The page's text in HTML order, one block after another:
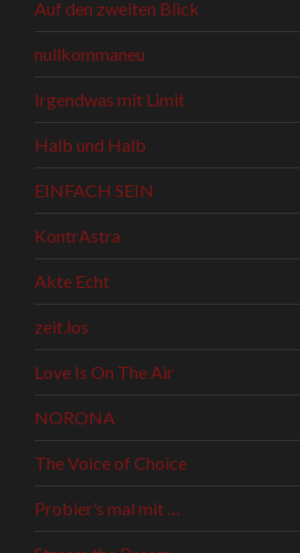
Auf den zweiten Blick
nullkommaneu
Irgendwas mit Limit
Halb und Halb
EINFACH SEIN
KontrAstra
Akte Echt
zeit.los
Love Is On The Air
NORONA
The Voice of Choice
Probier’s mal mit …